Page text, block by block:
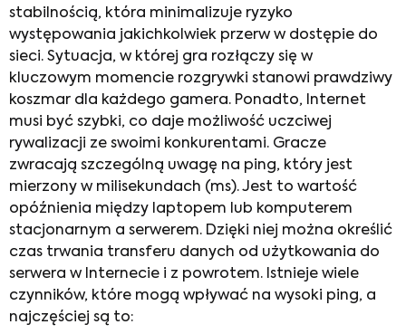
stabilnością, która minimalizuje ryzyko
występowania jakichkolwiek przerw w dostępie do
sieci. Sytuacja, w której gra rozłączy się w
kluczowym momencie rozgrywki stanowi prawdziwy
koszmar dla każdego gamera. Ponadto, Internet
musi być szybki, co daje możliwość uczciwej
rywalizacji ze swoimi konkurentami. Gracze
zwracają szczególną uwagę na ping, który jest
mierzony w milisekundach (ms). Jest to wartość
opóźnienia między laptopem lub komputerem
stacjonarnym a serwerem. Dzięki niej można określić
czas trwania transferu danych od użytkowania do
serwera w Internecie i z powrotem. Istnieje wiele
czynników, które mogą wpływać na wysoki ping, a
najczęściej są to: